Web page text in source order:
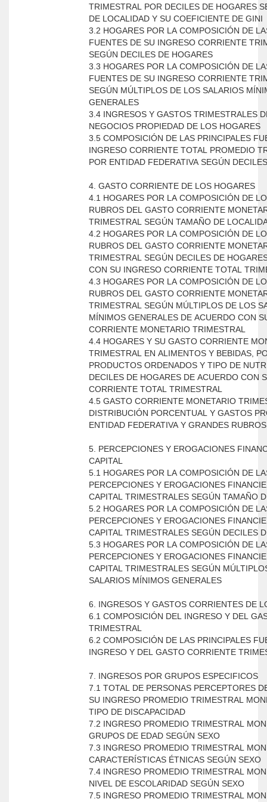
TRIMESTRAL POR DECILES DE HOGARES
DE LOCALIDAD Y SU COEFICIENTE DE GINI
3.2 HOGARES POR LA COMPOSICIÓN DE
FUENTES DE SU INGRESO CORRIENTE
SEGÚN DECILES DE HOGARES
3.3 HOGARES POR LA COMPOSICIÓN DE
FUENTES DE SU INGRESO CORRIENTE
SEGÚN MÚLTIPLOS DE LOS SALARIOS
GENERALES
3.4 INGRESOS Y GASTOS TRIMESTRALES
NEGOCIOS PROPIEDAD DE LOS HOGARES
3.5 COMPOSICIÓN DE LAS PRINCIPALES
INGRESO CORRIENTE TOTAL PROMEDIO
POR ENTIDAD FEDERATIVA SEGÚN
4. GASTO CORRIENTE DE LOS HOGARES
4.1 HOGARES POR LA COMPOSICIÓN DE
RUBROS DEL GASTO CORRIENTE
TRIMESTRAL SEGÚN TAMAÑO DE
4.2 HOGARES POR LA COMPOSICIÓN DE
RUBROS DEL GASTO CORRIENTE
TRIMESTRAL SEGÚN DECILES DE
CON SU INGRESO CORRIENTE TOTAL
4.3 HOGARES POR LA COMPOSICIÓN DE
RUBROS DEL GASTO CORRIENTE
TRIMESTRAL SEGÚN MÚLTIPLOS DE LOS
MÍNIMOS GENERALES DE ACUERDO CON
CORRIENTE MONETARIO TRIMESTRAL
4.4 HOGARES Y SU GASTO CORRIENTE
TRIMESTRAL EN ALIMENTOS Y BEBIDAS,
PRODUCTOS ORDENADOS Y TIPO DE
DECILES DE HOGARES DE ACUERDO CON
CORRIENTE TOTAL TRIMESTRAL
4.5 GASTO CORRIENTE MONETARIO
DISTRIBUCIÓN PORCENTUAL Y GASTOS
ENTIDAD FEDERATIVA Y GRANDES
5. PERCEPCIONES Y EROGACIONES
CAPITAL
5.1 HOGARES POR LA COMPOSICIÓN DE
PERCEPCIONES Y EROGACIONES
CAPITAL TRIMESTRALES SEGÚN TAMAÑO
5.2 HOGARES POR LA COMPOSICIÓN DE
PERCEPCIONES Y EROGACIONES
CAPITAL TRIMESTRALES SEGÚN DECILES
5.3 HOGARES POR LA COMPOSICIÓN DE
PERCEPCIONES Y EROGACIONES
CAPITAL TRIMESTRALES SEGÚN
SALARIOS MÍNIMOS GENERALES
6. INGRESOS Y GASTOS CORRIENTES DE
6.1 COMPOSICIÓN DEL INGRESO Y DEL
TRIMESTRAL
6.2 COMPOSICIÓN DE LAS PRINCIPALES
INGRESO Y DEL GASTO CORRIENTE
7. INGRESOS POR GRUPOS ESPECIFICOS
7.1 TOTAL DE PERSONAS PERCEPTORES
SU INGRESO PROMEDIO TRIMESTRAL
TIPO DE DISCAPACIDAD
7.2 INGRESO PROMEDIO TRIMESTRAL
GRUPOS DE EDAD SEGÚN SEXO
7.3 INGRESO PROMEDIO TRIMESTRAL
CARACTERÍSTICAS ÉTNICAS SEGÚN SEXO
7.4 INGRESO PROMEDIO TRIMESTRAL
NIVEL DE ESCOLARIDAD SEGÚN SEXO
7.5 INGRESO PROMEDIO TRIMESTRAL